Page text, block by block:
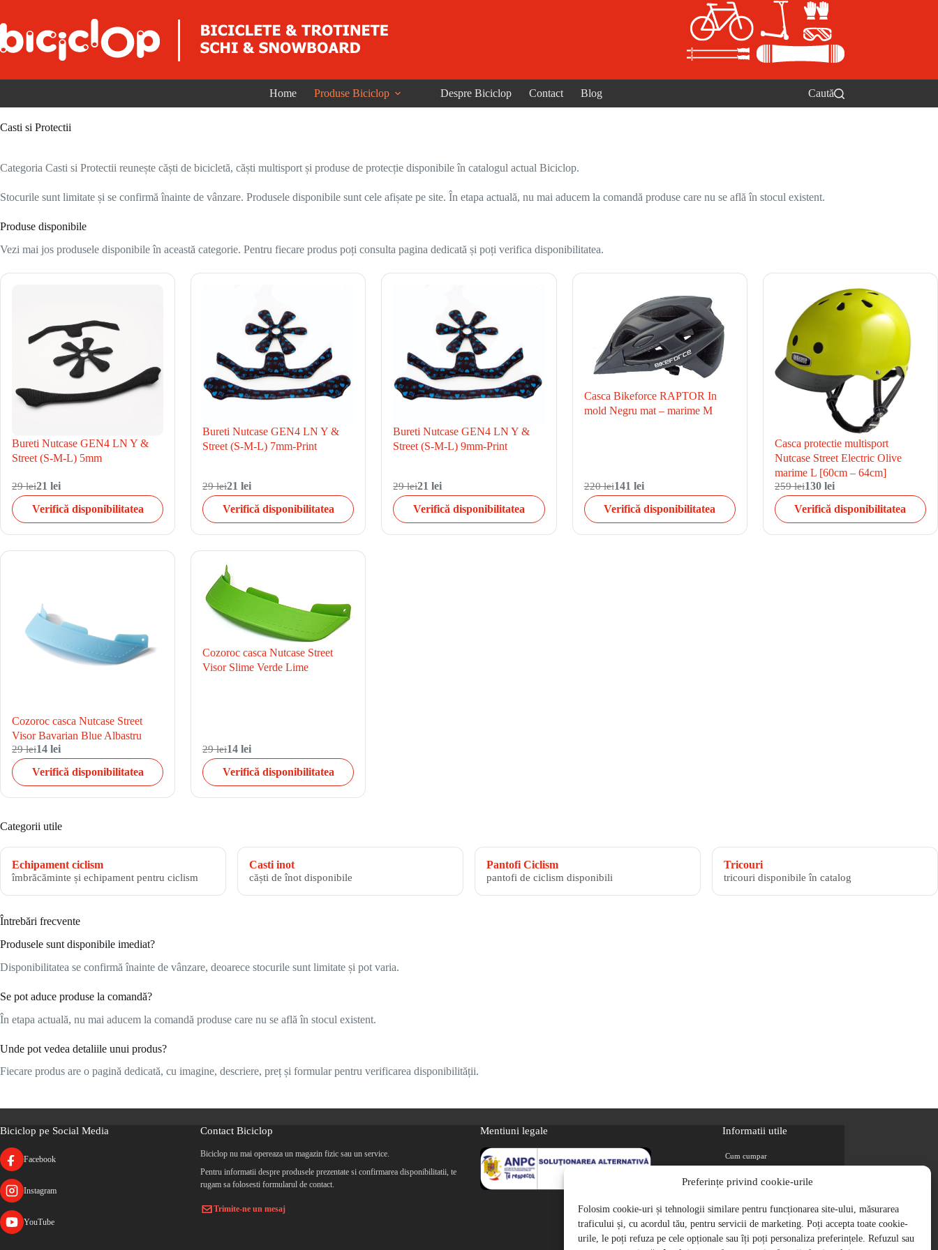
Preferințe privind cookie-urile
Folosim cookie-uri și tehnologii similare pentru funcționarea site-ului, măsurarea
traficului și, cu acordul tău, pentru servicii de marketing. Poți accepta toate cookie-
urile, le poți refuza pe cele opționale sau îți poți personaliza preferințele. Refuzul sau
Home Produse Biciclop Despre Biciclop Contact Blog Caută
Casti si Protectii
Categoria Casti si Protectii reunește căști de bicicletă, căști multisport și produse de protecție disponibile în catalogul actual Biciclop.
Stocurile sunt limitate și se confirmă înainte de vânzare. Produsele disponibile sunt cele afișate pe site. În etapa actuală, nu mai aducem la comandă produse care nu se află în stocul existent.
Produse disponibile
Vezi mai jos produsele disponibile în această categorie. Pentru fiecare produs poți consulta pagina dedicată și poți verifica disponibilitatea.
Bureti Nutcase GEN4 LN Y &
Street (S-M-L) 5mm
29 lei21 lei
Verifică disponibilitatea
Bureti Nutcase GEN4 LN Y &
Street (S-M-L) 7mm-Print
29 lei21 lei
Verifică disponibilitatea
Bureti Nutcase GEN4 LN Y &
Street (S-M-L) 9mm-Print
29 lei21 lei
Verifică disponibilitatea
Casca Bikeforce RAPTOR In
mold Negru mat – marime M
220 lei141 lei
Verifică disponibilitatea
Casca protectie multisport
Nutcase Street Electric Olive
marime L [60cm – 64cm]
259 lei130 lei
Verifică disponibilitatea
Cozoroc casca Nutcase Street
Visor Bavarian Blue Albastru
29 lei14 lei
Verifică disponibilitatea
Cozoroc casca Nutcase Street
Visor Slime Verde Lime
29 lei14 lei
Verifică disponibilitatea
Categorii utile
Echipament ciclism
îmbrăcăminte și echipament pentru ciclism
Casti inot
căști de înot disponibile
Pantofi Ciclism
pantofi de ciclism disponibili
Tricouri
tricouri disponibile în catalog
Întrebări frecvente
Produsele sunt disponibile imediat?
Disponibilitatea se confirmă înainte de vânzare, deoarece stocurile sunt limitate și pot varia.
Se pot aduce produse la comandă?
În etapa actuală, nu mai aducem la comandă produse care nu se află în stocul existent.
Unde pot vedea detaliile unui produs?
Fiecare produs are o pagină dedicată, cu imagine, descriere, preț și formular pentru verificarea disponibilității.
Biciclop pe Social Media
Facebook
Instagram
YouTube
Contact Biciclop
Biciclop nu mai opereaza un magazin fizic sau un service.
Pentru informatii despre produsele prezentate si confirmarea disponibilitatii, te
rugam sa folosesti formularul de contact.
Trimite-ne un mesaj
Mentiuni legale Informatii utile
Cum cumpar
Magazine partenere
Retur
Cariere